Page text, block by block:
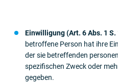
Einwilligung (Art. 6 Abs. 1 S.
betroffene Person hat ihre
der sie betreffenden
spezifischen Zweck oder
gegeben.